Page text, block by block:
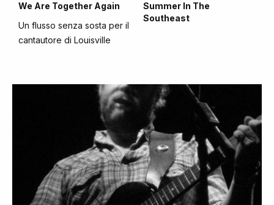
We Are Together Again
Un flusso senza sosta per il
cantautore di Louisville
Summer In The
Southeast